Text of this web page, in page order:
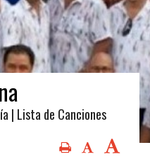
| Lista de Canciones